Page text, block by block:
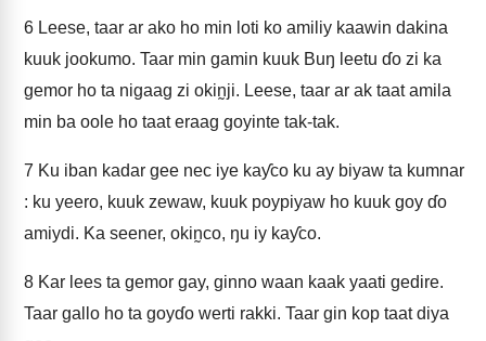
6 Leese, taar ar ako ho min loti ko amiliy kaawin dakina
kuuk jookumo. Taar min gamin kuuk Buŋ leetu ɗo zi ka
gemor ho ta nigaag zi okin̰ji. Leese, taar ar ak taat amila
min ba oole ho taat eraag goyinte tak-tak.
7 Ku iban kadar gee nec iye kaƴco ku ay biyaw ta kumnar
: ku yeero, kuuk zewaw, kuuk poypiyaw ho kuuk goy ɗo
amiydi. Ka seener, okin̰co, ŋu iy kaƴco.
8 Kar lees ta gemor gay, ginno waan kaak yaati gedire.
Taar gallo ho ta goyɗo werti rakki. Taar gin kop taat diya